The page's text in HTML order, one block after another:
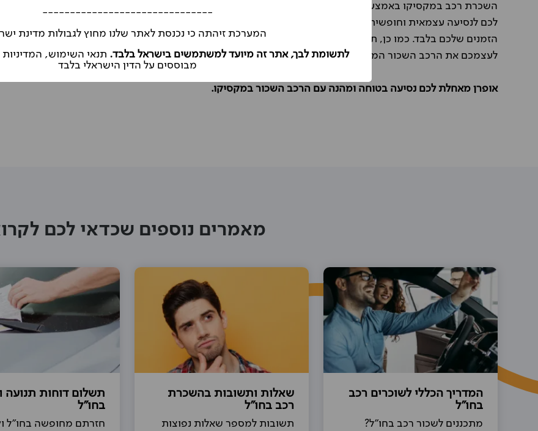
השכרת רכב במקסיקו באמצעות אופרן תאפשר לכם ליהנות מכל היתרונות שיש לרכב שכור להציע
לכם לנסיעה עצמאית וחופשית במדינה מדהימה זו, לכל האתרים שמעניינים אתכם ולפי לוחות
הזמנים שלכם בלבד. כמו כן, תיהנו ממגוון רכבים לבחירה במחירים משתלמים, כדי שתוכלו להתאים
לעצמכם את הרכב השכור המושלם לחופשה בקלות ובנוחות מירבית.
אופרן מאחלת לכם נסיעה בטוחה ומהנה עם הרכב השכור במקסיקו.
מאמרים נוספים שכדאי לכם
המדריך הכללי לשוכרים רכב
בחו"ל
מתכננים לשכור רכב בחו"ל?
שאלות ותשובות בהשכרת
רכב בחו"ל
תשובות למספר שאלות נפוצות
תשלום דוחות תנועה
בחו"ל
חזרתם מחופשה בחו"ל
-------------------------------
המערכת זיהתה כי נכנסת לאתר שלנו מחוץ לגבולות מדינת
לתשומת לבך, אתר זה מיועד למשתמשים בישראל בלבד. תנאי השימוש,
מבוססים על הדין הישראלי בלבד